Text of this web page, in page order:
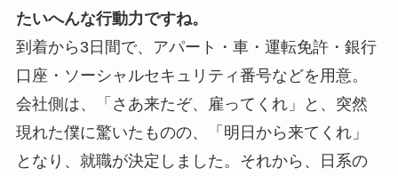
たいへんな行動力ですね。
到着から3日間で、アパート・車・運転免許・銀行
口座・ソーシャルセキュリティ番号などを用意。
会社側は、「さあ来たぞ、雇ってくれ」と、突然
現れた僕に驚いたものの、「明日から来てくれ」
となり、就職が決定しました。それから、日系の